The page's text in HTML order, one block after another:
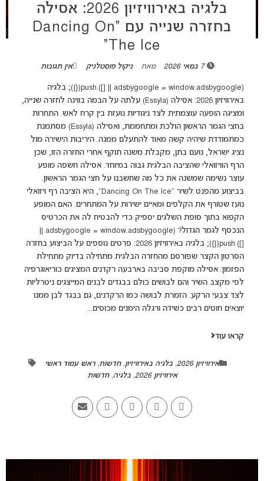
בלגיה באירוויזיון 2026: אסילה
בחזרה שנייה עם “Dancing On
The Ice”
7 במאי 2026 מאת ניקול פוסטלניק אין תגובות
(adsbygoogle = window.adsbygoogle || []).push({}); בלגיה
באירוויזיון 2026: אסילה (Essyla) עלתה על הבמה בווינה לחזרה שנייה,
ומציגה הופעה עוצמתית לצד ניגודיות נועזת בין קרח לאש. התחרות
בחצי הגמר הראשון הולכת ומתחממת, ואסילה (Essyla) מסתמנת
כמתמודדת שיהיה קשה מאוד להתעלם ממנה. היריבות הישירה מול
נציג ישראל, נועם בתן, מקבלת משנה תוקף אחרי החזרה הזו, שכן
הרף הוויזואלי שהציבה הבלגית גבוה במיוחד. אסילה חשפה מופע
עוצר נשימה שמשנה את כל מה שחשבנו על חצי הגמר הראשון.
בביצוע מהפנט לשיר “Dancing On The Ice”, היא הציבה רף ויזואלי
נועז שטורף את הקלפים ומאיים ישירות על המתחרים. האם המופע
הקפוא בתוך סופת השלגים יספיק כדי להבטיח לה את הכרטיס
הנכסף לגמר הגדול? (adsbygoogle = window.adsbygoogle ||
[]).push({}); בלגיה באירוויזיון 2026: פרטים נוספים על הביצוע בחזרה
הסרטון הקצר שפורסם מהחזרה הבלגית מתחילה בדיוק מתחילת
הפזמון: אסילה מוקפת סביבה בארבעה רקדנים המציגים כוריאוגרפיה
לפי מקצב השיר והם לבושים כולם בבגדים לבנים המייצגים ניטרליות
לצד צבעי הרקע. הזמרת לבושה כמו הרקדנים, גם בבגד לבן ממנו
יוצאים חוטים רבים כשידה ורגלה הימנים מכוסים...
קראו עוד
אירוויזיון 2026 ,בלגיה באירוויזיון,חדשות,ראש עמוד ראשי
אירוויזיון 2026
,בלגיה,חדשות